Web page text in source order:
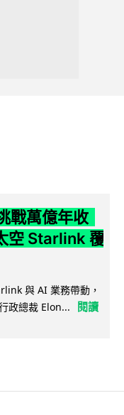
戰萬億年收
空 Starlink 覆
與 AI 業務帶動，
政總裁 Elon...
閱讀